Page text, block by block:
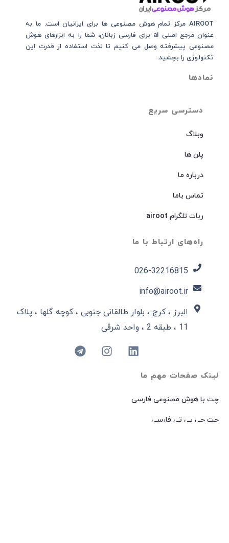
لینک صفحات مهم ما
چت با هوش مصنوعی فارسی
چت جی پی تی فارسی
دسترسی سریع
وبلاگ
پلن ها
درباره ما
تماس باما
ربات تلگرام airoot
راه‌های ارتباط با ما
026-32216815​
info@airoot.ir
البرز ، کرج ، بلوار طالقانی جنوبی ، کوچه گلها ، پلاک
11 ، طبقه 2 ، واحد شرقی
AIROOT مرکز تمام هوش مصنوعی‌‌‌ ها برای ایرانیان است. ما به
عنوان مرجع اصلی ai برای فارسی زبانان، شما را به ابزارهای هوش
مصنوعی پیشرفته وصل می کنیم تا لذت استفاده از قدرت این
تکنولوژی را بچشید.
نمادها